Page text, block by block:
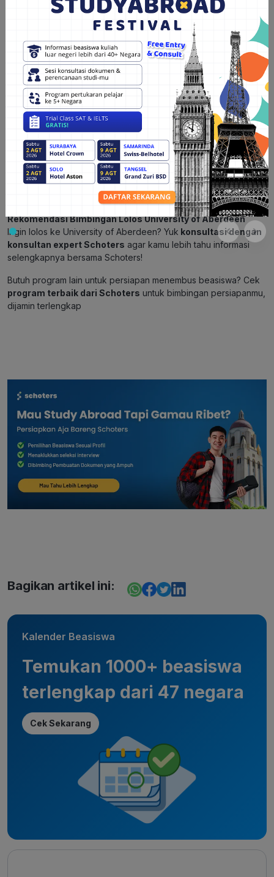
4. Beasiswa Developing Country
University of Aberdeen juga menawarkan beasiswa khusus bagi
mahasiswa dari negara-negara berkembang. Beasiswa ini
mencakup biaya kuliah sebagian atau penuh, tergantung pada
kriteria seleksi dan program studi yang dipilih.
5. Beasiswa spesifik program studi
Beberapa program studi di University of Aberdeen menawarkan
beasiswa khusus bagi mahasiswa yang mendaftar ke program
tersebut. Beasiswa ini dapat mencakup pembebasan biaya
kuliah atau tunjangan lainnya.
Baca Juga:Informasi Lengkap Beasiswa Chevening
Rekomendasi Bimbingan Lolos University of Aberdeen
Ingin lolos ke University of Aberdeen? Yuk konsultasi dengan
konsultan expert Schoters agar kamu lebih tahu informasi
selengkapnya bersama Schoters!
Butuh program lain untuk persiapan menembus beasiswa? Cek
program terbaik dari Schoters untuk bimbingan persiapanmu,
dijamin terlengkap
Bagikan artikel ini:
Kalender Beasiswa
Temukan 1000+ beasiswa
terlengkap dari 47 negara
Cek Sekarang